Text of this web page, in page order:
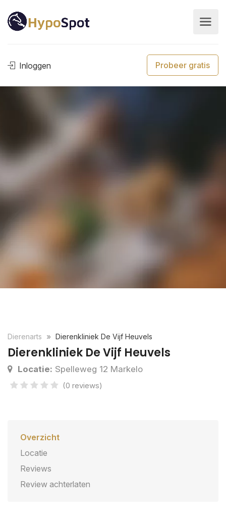
Inloggen Probeer gratis
Dierenarts Dierenkliniek De Vijf Heuvels
Dierenkliniek De Vijf Heuvels
Locatie: Spelleweg 12 Markelo
(0 reviews)
Overzicht
Locatie
Reviews
Review achterlaten